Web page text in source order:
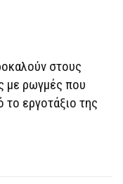
στους
με ρωγμές που
το εργοτάξιο της